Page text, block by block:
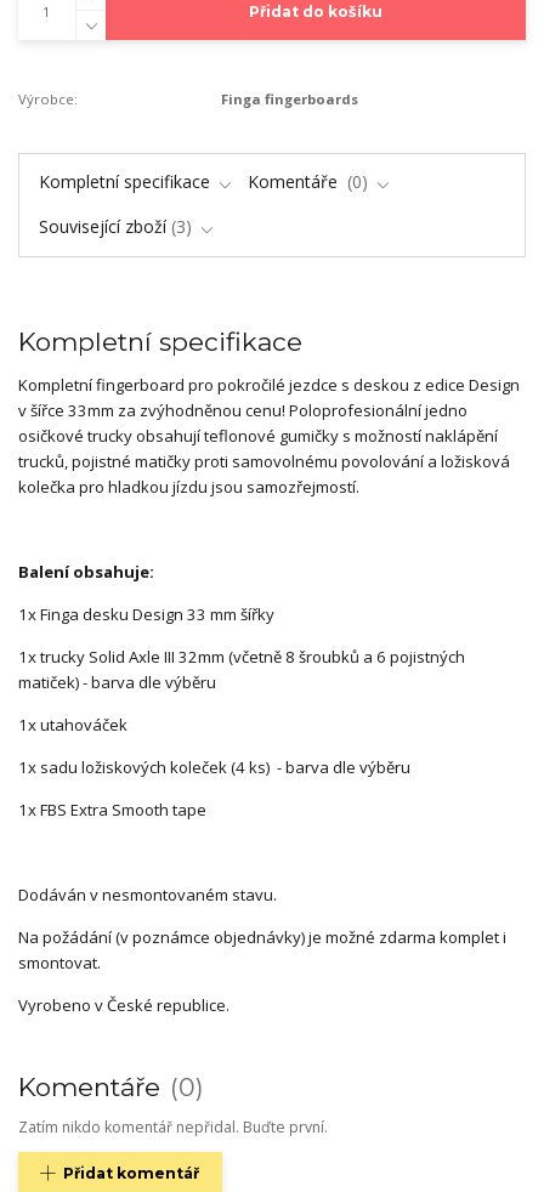
Přidat do košíku
Výrobce: Finga fingerboards
Kompletní specifikace Komentáře
0
Související zboží 3
Kompletní specifikace
Kompletní fingerboard pro pokročilé jezdce s deskou z edice Design
v šířce 33mm za zvýhodněnou cenu! Poloprofesionální jedno
osičkové trucky obsahují teflonové gumičky s možností naklápění
trucků, pojistné matičky proti samovolnému povolování a ložisková
kolečka pro hladkou jízdu jsou samozřejmostí.
Balení obsahuje:
1x Finga desku Design 33 mm šířky
1x trucky Solid Axle III 32mm (včetně 8 šroubků a 6 pojistných
matiček) - barva dle výběru
1x utahováček
1x sadu ložiskových koleček (4 ks) - barva dle výběru
1x FBS Extra Smooth tape
Dodáván v nesmontovaném stavu.
Na požádání (v poznámce objednávky) je možné zdarma komplet i
smontovat.
Vyrobeno v České republice.
Komentáře 0
Zatím nikdo komentář nepřidal. Buďte první.
Přidat komentář